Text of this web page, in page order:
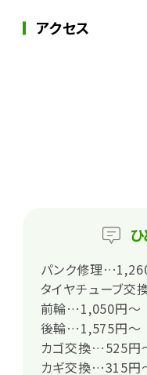
アクセス
ひ
パンク修理
タイヤチューブ交
前輪…1,050円～
後輪…1,575円～
カゴ交換…525円
カギ交換…315円